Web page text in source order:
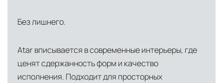
Для клиентов Москвы и МО предусмотрены
следующие услуги:
Без лишнего.
Atar вписывается в современные интерьеры, где
ценят сдержанность форм и качество
исполнения. Подходит для просторных